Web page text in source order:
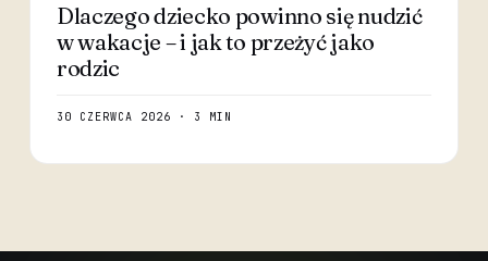
Dlaczego dziecko powinno się nudzić
w wakacje – i jak to przeżyć jako
rodzic
30 CZERWCA 2026 · 3 MIN